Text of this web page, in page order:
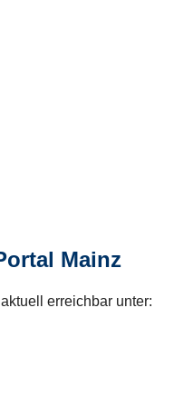
Mainz
erreichbar unter: